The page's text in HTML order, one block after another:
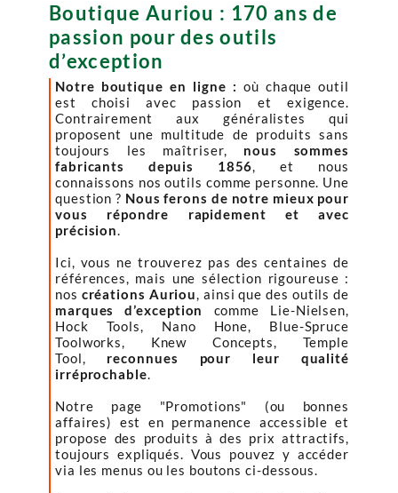
Boutique Auriou : 170 ans de
passion pour des outils
d’exception
Notre boutique en ligne : où chaque outil
est choisi avec passion et exigence.
Contrairement aux généralistes qui
proposent une multitude de produits sans
toujours les maîtriser, nous sommes
fabricants depuis 1856, et nous
connaissons nos outils comme personne. Une
question ? Nous ferons de notre mieux pour
vous répondre rapidement et avec
précision.
Ici, vous ne trouverez pas des centaines de
références, mais une sélection rigoureuse :
nos créations Auriou, ainsi que des outils de
marques d’exception
comme Lie-Nielsen,
Hock Tools, Nano Hone, Blue-Spruce
Toolworks, Knew Concepts, Temple
Tool, reconnues pour leur qualité
irréprochable.
Notre page "Promotions" (ou bonnes
affaires) est en permanence accessible et
propose des produits à des prix attractifs,
toujours expliqués. Vous pouvez y accéder
via les menus ou les boutons ci-dessous.